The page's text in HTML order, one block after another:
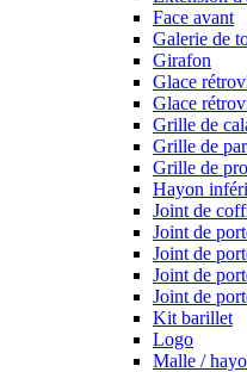
Face avant
Galerie de
Girafon
Glace
Glace
Grille de
Grille de
Grille de
Hayon
Joint de
Joint de
Joint de
Joint de
Joint de
Kit barillet
Logo
Malle /